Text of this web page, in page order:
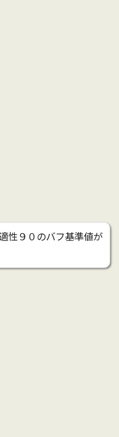
性９０のバフ基準値が